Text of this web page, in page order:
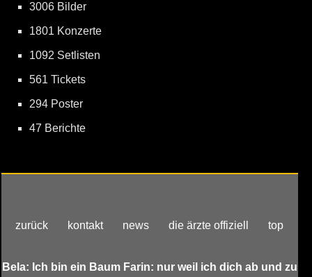
3006 Bilder
1801 Konzerte
1092 Setlisten
561 Tickets
294 Poster
47 Berichte
zurück kontakt news die ärzte offiziell top
Bela: Ich bin ein Baum Farin: nur weil ich dich ab und zu